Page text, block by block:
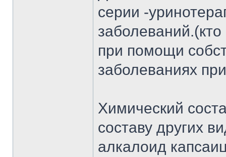
серии -
при помощи
заболеваниях
Химический
составу других
алкалоид